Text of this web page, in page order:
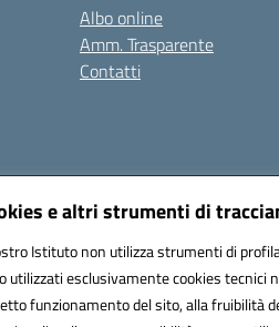
e altri strumenti di
Istituto non utilizza strumenti di
utilizzati esclusivamente cookies tecnici
funzionamento del sito, alla fruibilità
Albo online
Amm. Trasparente
Contatti